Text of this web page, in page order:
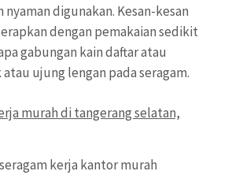
nyaman digunakan. Kesan-kesan
dengan pemakaian sedikit
gabungan kain daftar atau
ujung lengan pada seragam.
kerja kantor murah